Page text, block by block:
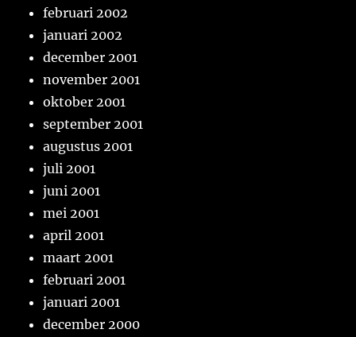
februari 2002
januari 2002
december 2001
november 2001
oktober 2001
september 2001
augustus 2001
juli 2001
juni 2001
mei 2001
april 2001
maart 2001
februari 2001
januari 2001
december 2000